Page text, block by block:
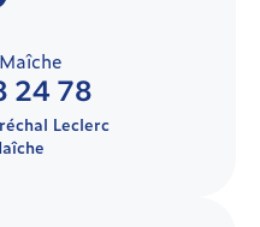
24 78
Leclerc